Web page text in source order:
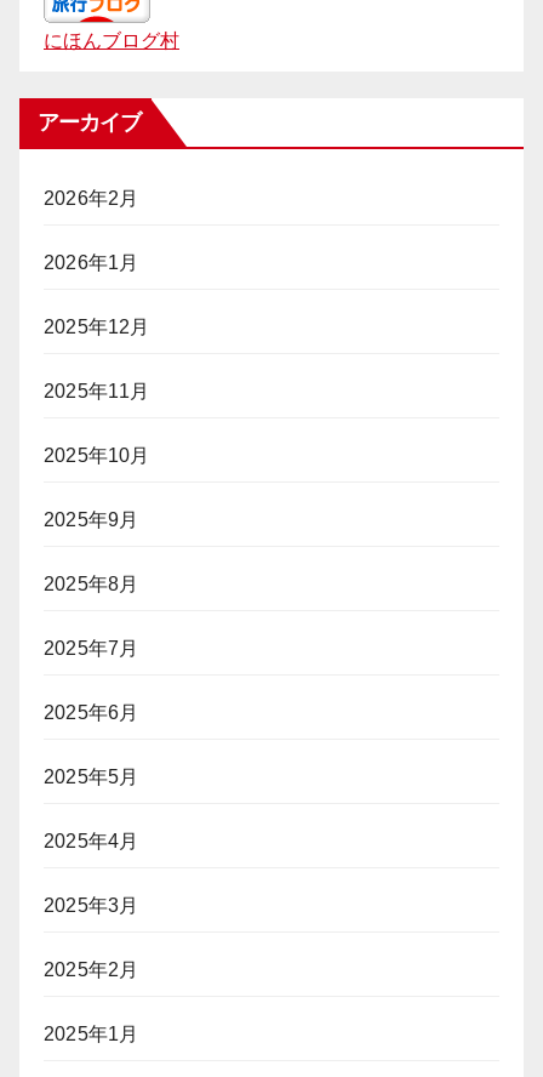
にほんブログ村
アーカイブ
2026年2月
2026年1月
2025年12月
2025年11月
2025年10月
2025年9月
2025年8月
2025年7月
2025年6月
2025年5月
2025年4月
2025年3月
2025年2月
2025年1月